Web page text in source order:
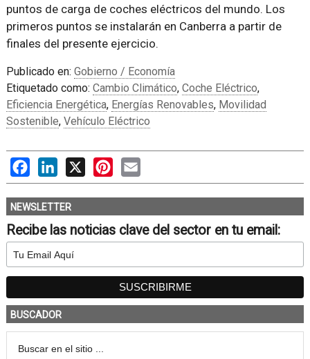
puntos de carga de coches eléctricos del mundo. Los
primeros puntos se instalarán en Canberra a partir de
finales del presente ejercicio.
Publicado en: Gobierno / Economía
Etiquetado como: Cambio Climático, Coche Eléctrico,
Eficiencia Energética, Energías Renovables, Movilidad
Sostenible, Vehículo Eléctrico
FacebookLinkedIn
X PinterestEmail
NEWSLETTER
Recibe las noticias clave del sector en tu email:
BUSCADOR